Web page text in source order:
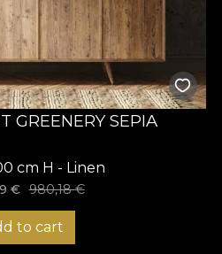
GREENERY SEPIA
cm H - Linen
€ 980,18€
to cart